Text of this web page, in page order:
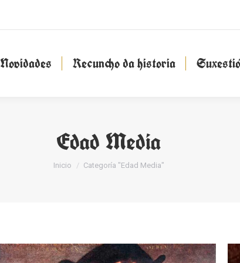
Novidades Recuncho da historia
Edad Media
You are here:
Inicio Categoría "Edad Media"
Novidades Recuncho da historia